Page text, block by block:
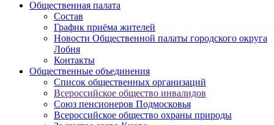
Общественная палата
Состав
График приёма жителей
Новости Общественной палаты городского округа
Лобня
Контакты
Общественные объединения
Cписок общественных организаций
Всероссийское общество инвалидов
Союз пенсионеров Подмосковья
Всероссийское общество охраны природы